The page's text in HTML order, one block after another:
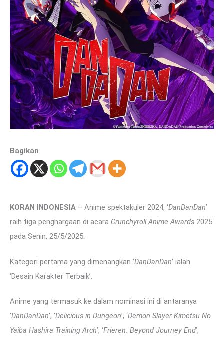
Bagikan
KORAN INDONESIA – Anime spektakuler 2024, ‘DanDanDan’
raih tiga penghargaan di acara Crunchyroll Anime Awards 2025
pada Senin, 25/5/2025.
Kategori pertama yang dimenangkan ‘DanDanDan’ ialah
‘Desain Karakter Terbaik’.
Anime yang termasuk ke dalam nominasi ini di antaranya
‘DanDanDan’, ‘Delicious in Dungeon’, ‘Demon Slayer Kimetsu No
Yaiba Hashira Training Arch’, ‘Frieren: Beyond Journey End’,